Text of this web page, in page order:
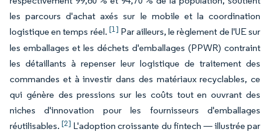
les parcours d'achat axés sur le mobile et la coordination
logistique en temps réel. [1] Par ailleurs, le règlement de l'UE sur
les emballages et les déchets d'emballages (PPWR) contraint
les détaillants à repenser leur logistique de traitement des
commandes et à investir dans des matériaux recyclables, ce
qui génère des pressions sur les coûts tout en ouvrant des
niches d'innovation pour les fournisseurs d'emballages
réutilisables.[2] L'adoption croissante du fintech — illustrée par